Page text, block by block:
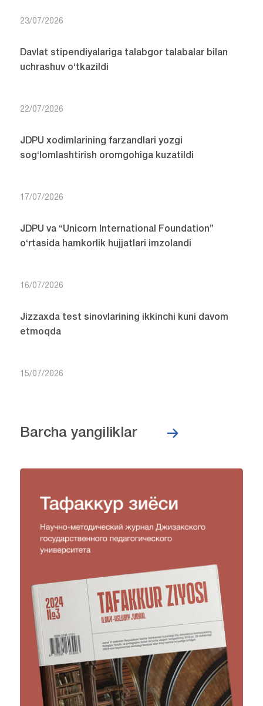
23/07/2026
Davlat stipendiyalariga talabgor talabalar bilan
uchrashuv o‘tkazildi
22/07/2026
JDPU xodimlarining farzandlari yozgi
sog‘lomlashtirish oromgohiga kuzatildi
17/07/2026
JDPU va “Unicorn International Foundation”
o‘rtasida hamkorlik hujjatlari imzolandi
16/07/2026
Jizzaxda test sinovlarining ikkinchi kuni davom
etmoqda
15/07/2026
Barcha yangiliklar